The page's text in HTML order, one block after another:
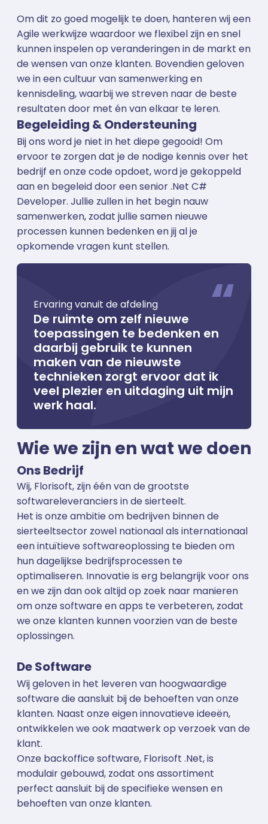
Om dit zo goed mogelijk te doen, hanteren wij een
Agile werkwijze waardoor we flexibel zijn en snel
kunnen inspelen op veranderingen in de markt en
de wensen van onze klanten. Bovendien geloven
we in een cultuur van samenwerking en
kennisdeling, waarbij we streven naar de beste
resultaten door met én van elkaar te leren.
Begeleiding & Ondersteuning
Bij ons word je niet in het diepe gegooid! Om
ervoor te zorgen dat je de nodige kennis over het
bedrijf en onze code opdoet, word je gekoppeld
aan en begeleid door een senior .Net C#
Developer. Jullie zullen in het begin nauw
samenwerken, zodat jullie samen nieuwe
processen kunnen bedenken en jij al je
opkomende vragen kunt stellen.
Ervaring vanuit de afdeling
De ruimte om zelf nieuwe
toepassingen te bedenken en
daarbij gebruik te kunnen
maken van de nieuwste
technieken zorgt ervoor dat ik
veel plezier en uitdaging uit mijn
werk haal.
Wie we zijn en wat we doen
Ons Bedrijf
Wij, Florisoft, zijn één van de grootste
softwareleveranciers in de sierteelt.
Het is onze ambitie om bedrijven binnen de
sierteeltsector zowel nationaal als internationaal
een intuïtieve softwareoplossing te bieden om
hun dagelijkse bedrijfsprocessen te
optimaliseren. Innovatie is erg belangrijk voor ons
en we zijn dan ook altijd op zoek naar manieren
om onze software en apps te verbeteren, zodat
we onze klanten kunnen voorzien van de beste
oplossingen.
De Software
Wij geloven in het leveren van hoogwaardige
software die aansluit bij de behoeften van onze
klanten. Naast onze eigen innovatieve ideeën,
ontwikkelen we ook maatwerk op verzoek van de
klant.
Onze backoffice software, Florisoft .Net, is
modulair gebouwd, zodat ons assortiment
perfect aansluit bij de specifieke wensen en
behoeften van onze klanten.